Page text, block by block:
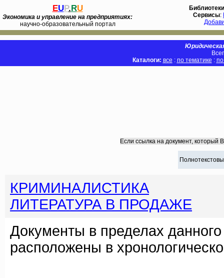
EUP.RU
Экономика и управление на предприятиях:
научно-образовательный портал
Библиотеки
Сервисы:
Каталоги: все : по тематике :
Если ссылка на документ, который
КРИМИНАЛИСТИКА
ЛИТЕРАТУРА В ПРОДАЖЕ
Документы в пределах
расположены в